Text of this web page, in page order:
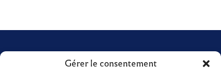
Gérer le consentement